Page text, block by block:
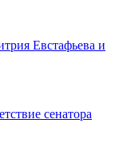
Евстафьева и
сенатора